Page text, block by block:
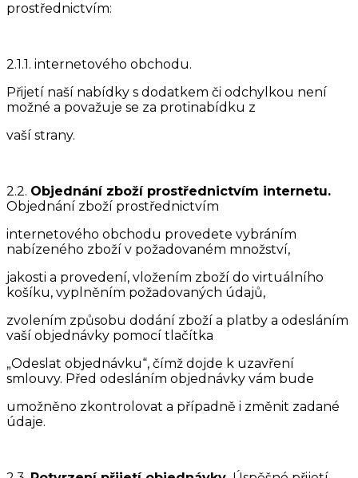
prostřednictvím:
2.1.1. internetového obchodu.
Přijetí naší nabídky s dodatkem či odchylkou není
možné a považuje se za protinabídku z
vaší strany.
2.2. Objednání zboží prostřednictvím internetu.
Objednání zboží prostřednictvím
internetového obchodu provedete vybráním
nabízeného zboží v požadovaném množství,
jakosti a provedení, vložením zboží do virtuálního
košíku, vyplněním požadovaných údajů,
zvolením způsobu dodání zboží a platby a odesláním
vaší objednávky pomocí tlačítka
„Odeslat objednávku“, čímž dojde k uzavření
smlouvy. Před odesláním objednávky vám bude
umožněno zkontrolovat a případně i změnit zadané
údaje.